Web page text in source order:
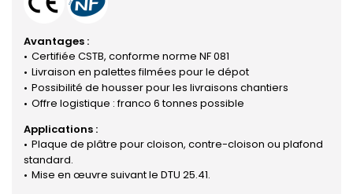
Avantages :
Certifiée CSTB, conforme norme NF 081
Livraison en palettes filmées pour le dépot
Possibilité de housser pour les livraisons chantiers
Offre logistique : franco 6 tonnes possible
Applications :
Plaque de plâtre pour cloison, contre-cloison ou plafond
standard.
Mise en œuvre suivant le DTU 25.41.